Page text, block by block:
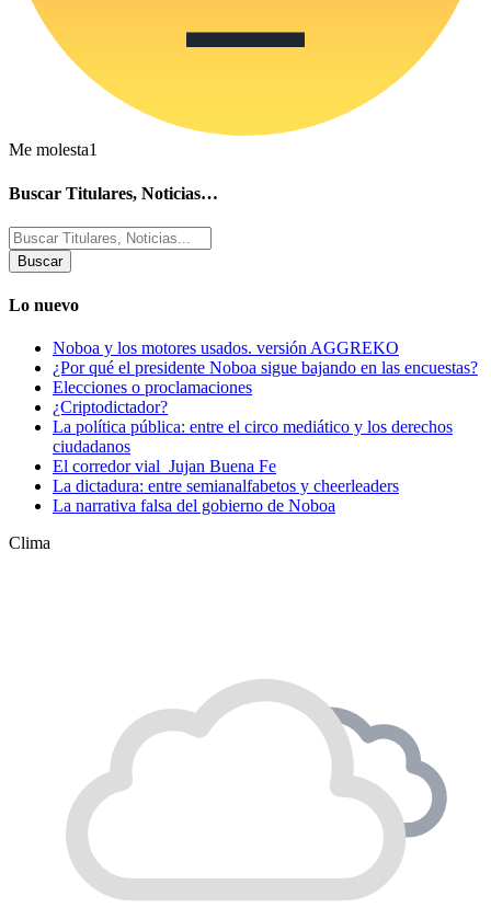
Me molesta1
Buscar Titulares, Noticias…
Buscar
por:
Lo nuevo
Noboa y los motores usados. versión AGGREKO
¿Por qué el presidente Noboa sigue bajando en las encuestas?
Elecciones o proclamaciones
¿Criptodictador?
La política pública: entre el circo mediático y los derechos
ciudadanos
El corredor vial Jujan Buena Fe
La dictadura: entre semianalfabetos y cheerleaders
La narrativa falsa del gobierno de Noboa
Clima